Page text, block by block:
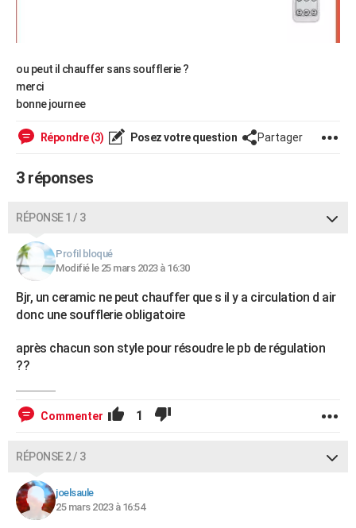
ou peut il chauffer sans soufflerie ?
merci
bonne journee
Répondre (3) Posez votre question Partager
3 réponses
RÉPONSE 1 / 3
Profil bloqué
Modifié le 25 mars 2023 à 16:30
Bjr, un ceramic ne peut chauffer que s il y a circulation d air
donc une soufflerie obligatoire
après chacun son style pour résoudre le pb de régulation
??
Commenter 1
RÉPONSE 2 / 3
joelsaule
25 mars 2023 à 16:54